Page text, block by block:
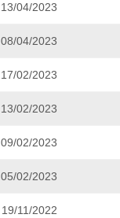
13/04/2023
08/04/2023
17/02/2023
13/02/2023
09/02/2023
05/02/2023
19/11/2022